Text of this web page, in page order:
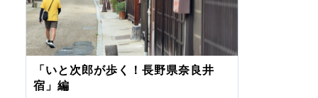
「いと次郎が歩く！長野県奈良井
宿」編